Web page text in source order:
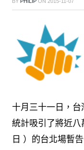
十月三十一日，
統計吸引了將近八
日 ）的台北場暫